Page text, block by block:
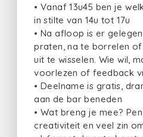
• Vanaf 13u45 ben je
in stilte van 14u tot 17u
• Na afloop is er
praten, na te borrelen
uit te wisselen. Wie wil,
voorlezen of feedback
• Deelname is gratis,
aan de bar beneden
• Wat breng je mee?
creativiteit en veel zin